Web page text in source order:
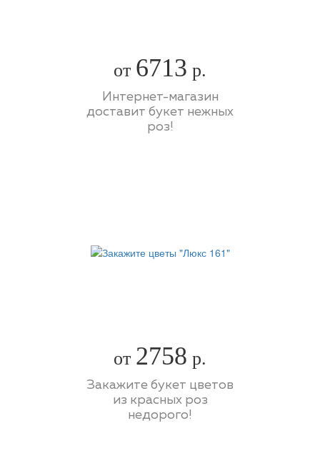
от 6713 р.
Интернет-магазин
доставит букет нежных
роз!
от 2758 р.
Закажите букет цветов
из красных роз
недорого!